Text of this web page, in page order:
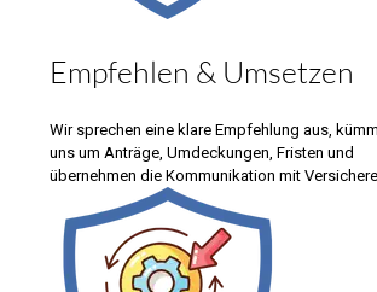
Empfehlen & Umsetzen
Wir sprechen eine klare Empfehlung aus,
uns um Anträge, Umdeckungen, Fristen und
übernehmen die Kommunikation mit